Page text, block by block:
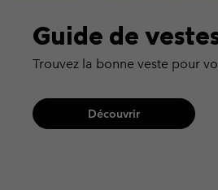
Guide de
Trouvez la bonne veste pour
Découvrir